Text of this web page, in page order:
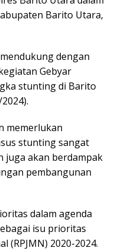
Barito Utara,
dengan
Gebyar
stunting di Barito
memerlukan
stunting sangat
juga akan berdampak
pembangunan
dalam agenda
isu prioritas
(RPJMN) 2020-2024.